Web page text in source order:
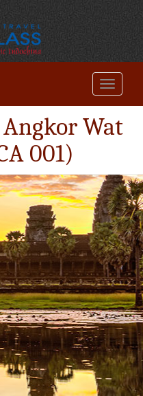
Wat
001)